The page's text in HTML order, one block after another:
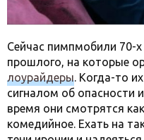
Сейчас пимпмобили 70-
прошлого, на которые
лоурайдеры. Когда-то
сигналом об опасности
время они смотрятся
комедийное. Ехать на